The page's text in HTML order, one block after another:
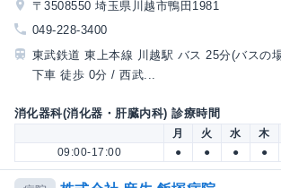
〒3508550 埼玉県川越市鴨田1981
049-228-3400
東武鉄道 東上本線 川越駅 バス 25分(バスの
下車 徒歩 0分 / 西武...
消化器科(消化器・肝臓内科) 診療時間
月 火 水 木
09:00-17:00
● ● ● ●